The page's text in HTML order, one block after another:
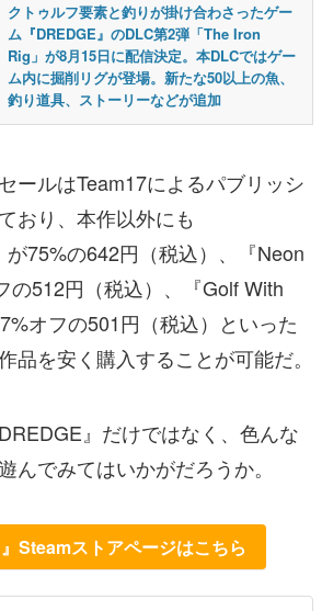
クトゥルフ要素と釣りが掛け合わさったゲー
ム『DREDGE』のDLC第2弾「The Iron
Rig」が8月15日に配信決定。本DLCではゲー
ム内に掘削リグが登場。新たな50以上の魚、
釣り道具、ストーリーなどが追加
ールはTeam17によるパブリッシ
おり、本作以外にも
が75%の642円（税込）、『Neon
の512円（税込）、『Golf With
オフの501円（税込）といった
品を安く購入することが可能だ。
』だけではなく、色んな
んでみてはいかがだろうか。
』Steamストアページはこちら